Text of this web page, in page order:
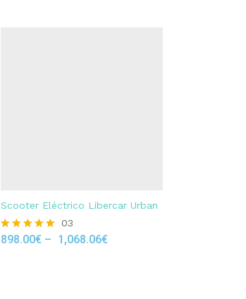
Scooter Eléctrico Libercar Urban
Rated
03
898.00€– 1,068.06€